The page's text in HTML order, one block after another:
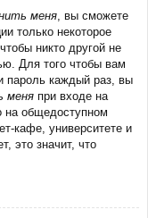
меня , вы сможете
только некоторое
никто другой не
Для того чтобы вам
пароль каждый раз, вы
меня при входе на
на общедоступном
кафе, университете и
это значит, что